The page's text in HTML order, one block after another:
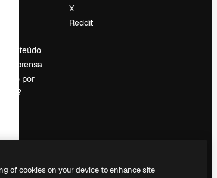
conteúdo
imprensa
por
X
Reddit
of cookies on your device to enhance site